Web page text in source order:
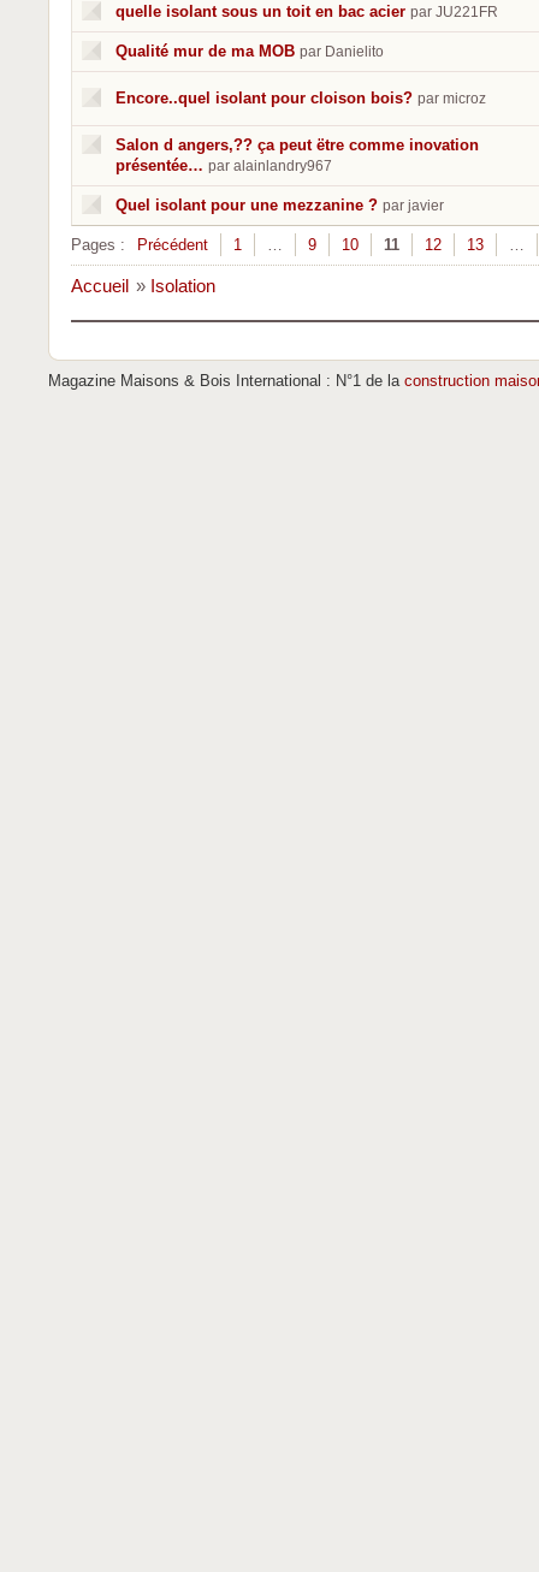
quelle isolant sous un toit en bac acier par JU221FR
Qualité mur de ma MOB par Danielito
Encore..quel isolant pour cloison bois? par microz
Salon d angers,?? ça peut ëtre comme inovation
présentée… par alainlandry967
Quel isolant pour une mezzanine ? par javier
Pages : Précédent 1 … 9 10 11 12 13 …
Accueil » Isolation
Magazine Maisons & Bois International : N°1 de la construction